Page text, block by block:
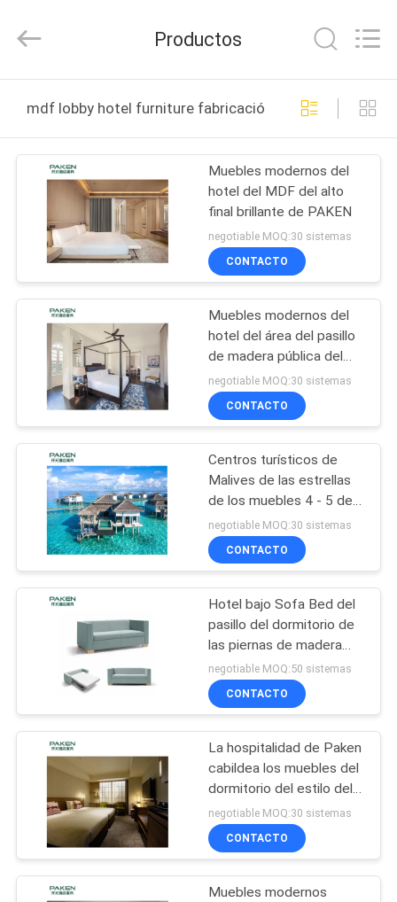
HOGAR
PRODUCTOS
SOBRE
NOSOTROS
VIAJE
FÁBRICA
CONTROL
CALIDAD
ÉNTRENOS
EN
CONTACTO
UNA
CITA
MAPA
DEL
SITIO
Furniture
Rights
Productos
mdf lobby hotel furniture fabricación en línea
Muebles modernos del
hotel del MDF del alto
final brillante de PAKEN
negotiable MOQ:30 sistemas
CONTACTO
Muebles modernos del
hotel del área del pasillo
de madera pública del
MDF
negotiable MOQ:30 sistemas
CONTACTO
Centros turísticos de
Malives de las estrellas
de los muebles 4 - 5 del
hotel de lujo del
dormitorio de la
melamina del MDF de la
de Accor
negotiable MOQ:30 sistemas
CONTACTO
Hotel bajo Sofa Bed del
pasillo del dormitorio de
las piernas de madera
sólida
negotiable MOQ:50 sistemas
CONTACTO
La hospitalidad de Paken
cabildea los muebles del
dormitorio del estilo del
hotel
negotiable MOQ:30 sistemas
CONTACTO
Muebles modernos